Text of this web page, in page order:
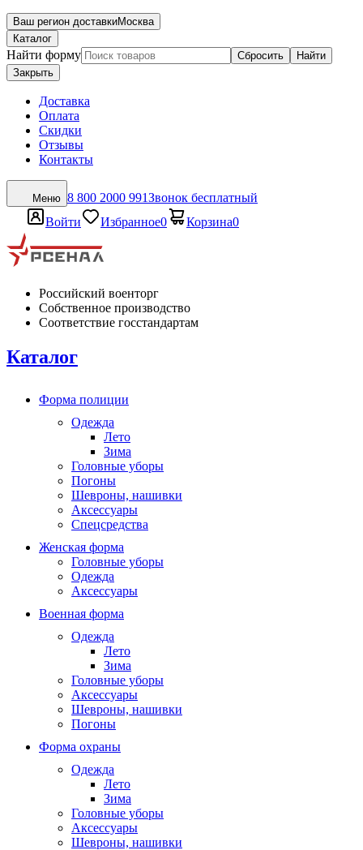
Ваш регион доставкиМосква
Каталог
Найти форму Сбросить
Найти
Закрыть
Доставка
Оплата
Скидки
Отзывы
Контакты
Меню 8 800 2000 991Звонок бесплатный
Войти
Избранное0 Корзина0
Российский военторг
Собственное производство
Соответствие госстандартам
Каталог
Форма полиции
Одежда
Лето
Зима
Головные уборы
Погоны
Шевроны, нашивки
Аксессуары
Спецсредства
Женская форма
Головные уборы
Одежда
Аксессуары
Военная форма
Одежда
Лето
Зима
Головные уборы
Аксессуары
Шевроны, нашивки
Погоны
Форма охраны
Одежда
Лето
Зима
Головные уборы
Аксессуары
Шевроны, нашивки